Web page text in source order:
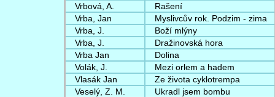
Vrbová, A.
Rašení
Vrba, Jan
Myslivcův rok. Podzim - zima
Vrba, J.
Boží mlýny
Vrba, J.
Dražinovská hora
Vrba Jan
Dolina
Volák, J.
Mezi orlem a hadem
Vlasák Jan
Ze života cyklotrempa
Veselý, Z. M.
Ukradl jsem bombu